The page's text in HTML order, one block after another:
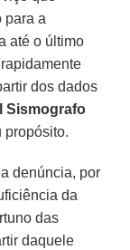
para a
até o último
dos dados
Il Sismografo
propósito.
denúncia, por
da
das
daquele